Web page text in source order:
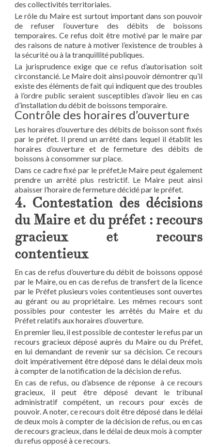
des collectivités territoriales.
Le rôle du Maire est surtout important dans son pouvoir
de refuser l’ouverture des débits de boissons
temporaires. Ce refus doit être motivé par le maire par
des raisons de nature à motiver l’existence de troubles à
la sécurité ou à la tranquillité publiques.
La jurisprudence exige que ce refus d’autorisation soit
circonstancié. Le Maire doit ainsi pouvoir démontrer qu’il
existe des éléments de fait qui indiquent que des troubles
à l’ordre public seraient susceptibles d’avoir lieu en cas
d’installation du débit de boissons temporaire.
Contrôle des horaires d’ouverture
Les horaires d’ouverture des débits de boisson sont fixés
par le préfet. Il prend un arrêté dans lequel il établit les
horaires d’ouverture et de fermeture des débits de
boissons à consommer sur place.
Dans ce cadre fixé par le préfet,le Maire peut également
prendre un arrêté plus restrictif. Le Maire peut ainsi
abaisser l’horaire de fermeture décidé par le préfet.
4. Contestation des décisions
du Maire et du préfet : recours
gracieux et recours
contentieux
En cas de refus d’ouverture du débit de boissons opposé
par le Maire, ou en cas de refus de transfert de la licence
par le Préfet plusieurs voies contentieuses sont ouvertes
au gérant ou au propriétaire. Les mêmes recours sont
possibles pour contester les arrêtés du Maire et du
Préfet relatifs aux horaires d’ouverture.
En premier lieu, il est possible de contester le refus par un
recours gracieux déposé auprès du Maire ou du Préfet,
en lui demandant de revenir sur sa décision. Ce recours
doit impérativement être déposé dans le délai deux mois
à compter de la notification de la décision de refus.
En cas de refus, ou d’absence de réponse à ce recours
gracieux, il peut être déposé devant le tribunal
administratif compétent, un recours pour excès de
pouvoir. A noter, ce recours doit être déposé dans le délai
de deux mois à compter de la décision de refus, ou en cas
de recours gracieux, dans le délai de deux mois à compter
du refus opposé à ce recours.